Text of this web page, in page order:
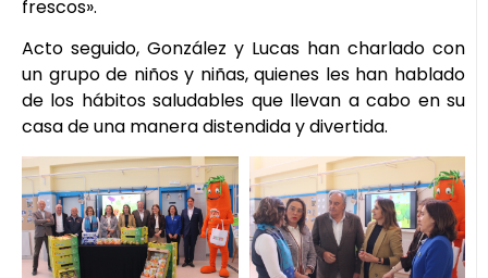
frescos».
Acto seguido, González y Lucas han charlado con
un grupo de niños y niñas, quienes les han hablado
de los hábitos saludables que llevan a cabo en su
casa de una manera distendida y divertida.